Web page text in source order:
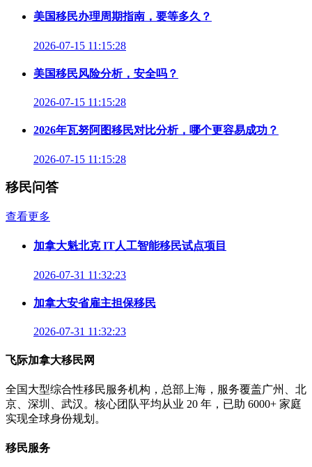
美国移民办理周期指南，要等多久？
2026-07-15 11:15:28
美国移民风险分析，安全吗？
2026-07-15 11:15:28
2026年瓦努阿图移民对比分析，哪个更容易成功？
2026-07-15 11:15:28
移民问答
查看更多
加拿大魁北克 IT人工智能移民试点项目
2026-07-31 11:32:23
加拿大安省雇主担保移民
2026-07-31 11:32:23
飞际加拿大移民网
全国大型综合性移民服务机构，总部上海，服务覆盖广州、北
京、深圳、武汉。核心团队平均从业 20 年，已助 6000+ 家庭
实现全球身份规划。
移民服务